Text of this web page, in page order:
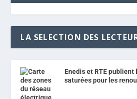
LA SELECTION DES
Enedis et RTE publient
saturées pour les